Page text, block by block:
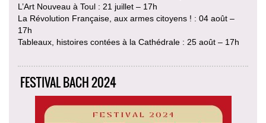
L’Art Nouveau à Toul : 21 juillet – 17h
La Révolution Française, aux armes citoyens ! : 04 août –
17h
Tableaux, histoires contées à la Cathédrale : 25 août – 17h
FESTIVAL BACH 2024